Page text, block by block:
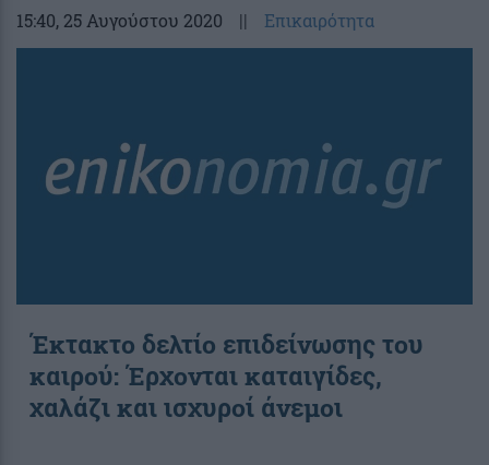
15:40, 25 Αυγούστου 2020 || Επικαιρότητα
Έκτακτο δελτίο επιδείνωσης του
καιρού: Έρχονται καταιγίδες,
χαλάζι και ισχυροί άνεμοι